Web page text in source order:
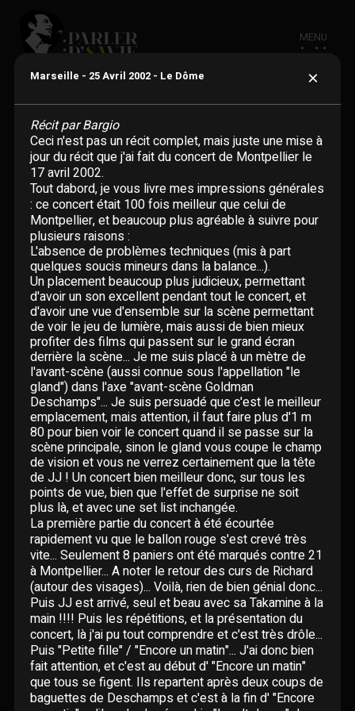
MENU
ACTUALITÉ
BIOGRAPHIE
CHANSONS
Adaptations étrangères
En un clin d'oeil
Paroles données
Pseudonymes
Reprises
DISCOGRAPHIE
Albums
Certifications
VIDÉOGRAPHIE
CONCERTS
ÉCRITS
Interviews
Livres
Hommages
BLOG
RG ROBERT GOLDMAN
PG PIERRE GOLDMAN
J&MJJG & MOI
QUI EST ?
Marseille - 25 Avril 2002 - Le Dôme ×
Récit par Bargio
Ceci n'est pas un récit complet, mais juste une mise à
jour du récit que j'ai fait du concert de Montpellier le
17 avril 2002.
Tout dabord, je vous livre mes impressions générales
: ce concert était 100 fois meilleur que celui de
Montpellier, et beaucoup plus agréable à suivre pour
plusieurs raisons :
L'absence de problèmes techniques (mis à part
quelques soucis mineurs dans la balance...).
Un placement beaucoup plus judicieux, permettant
d'avoir un son excellent pendant tout le concert, et
d'avoir une vue d'ensemble sur la scène permettant
de voir le jeu de lumière, mais aussi de bien mieux
profiter des films qui passent sur le grand écran
derrière la scène... Je me suis placé à un mètre de
l'avant-scène (aussi connue sous l'appellation "le
gland") dans l'axe "avant-scène Goldman 
Deschamps"... Je suis persuadé que c'est le meilleur
emplacement, mais attention, il faut faire plus d'1 m
80 pour bien voir le concert quand il se passe sur la
scène principale, sinon le gland vous coupe le champ
de vision et vous ne verrez certainement que la tête
de JJ ! Un concert bien meilleur donc, sur tous les
points de vue, bien que l'effet de surprise ne soit
plus là, et avec une set list inchangée.
La première partie du concert à été écourtée
rapidement vu que le ballon rouge s'est crevé très
vite... Seulement 8 paniers ont été marqués contre 21
à Montpellier... A noter le retour des curs de Richard
(autour des visages)... Voilà, rien de bien génial donc...
Puis JJ est arrivé, seul et beau avec sa Takamine à la
main !!!! Puis les répétitions, et la présentation du
concert, là j'ai pu tout comprendre et c'est très drôle...
Puis "Petite fille" / "Encore un matin"... J'ai donc bien
fait attention, et c'est au début d' "Encore un matin"
que tous se figent. Ils repartent après deux coups de
baguettes de Deschamps et c'est à la fin d' "Encore